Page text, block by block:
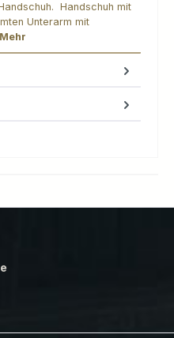
Handschuh mit
Unterarm mit
Mehr